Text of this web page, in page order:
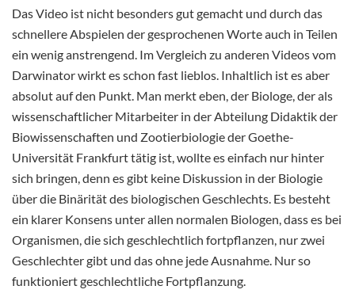
Das Video ist nicht besonders gut gemacht und durch das
schnellere Abspielen der gesprochenen Worte auch in Teilen
ein wenig anstrengend. Im Vergleich zu anderen Videos vom
Darwinator wirkt es schon fast lieblos. Inhaltlich ist es aber
absolut auf den Punkt. Man merkt eben, der Biologe, der als
wissenschaftlicher Mitarbeiter in der Abteilung Didaktik der
Biowissenschaften und Zootierbiologie der Goethe-
Universität Frankfurt tätig ist, wollte es einfach nur hinter
sich bringen, denn es gibt keine Diskussion in der Biologie
über die Binärität des biologischen Geschlechts. Es besteht
ein klarer Konsens unter allen normalen Biologen, dass es bei
Organismen, die sich geschlechtlich fortpflanzen, nur zwei
Geschlechter gibt und das ohne jede Ausnahme. Nur so
funktioniert geschlechtliche Fortpflanzung.